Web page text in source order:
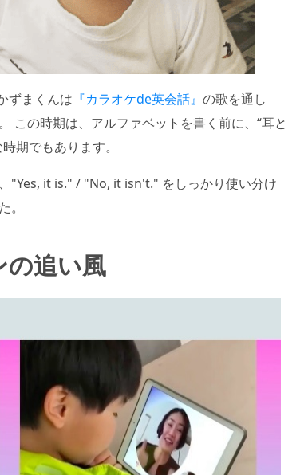
ずまくんは 『カラオケde英会話』 の歌を通し
この時期は、アルファベットを書く前に、“耳と
期でもあります。
"Yes, it is." / "No, it isn't." をしっかり使い分け
の追い風